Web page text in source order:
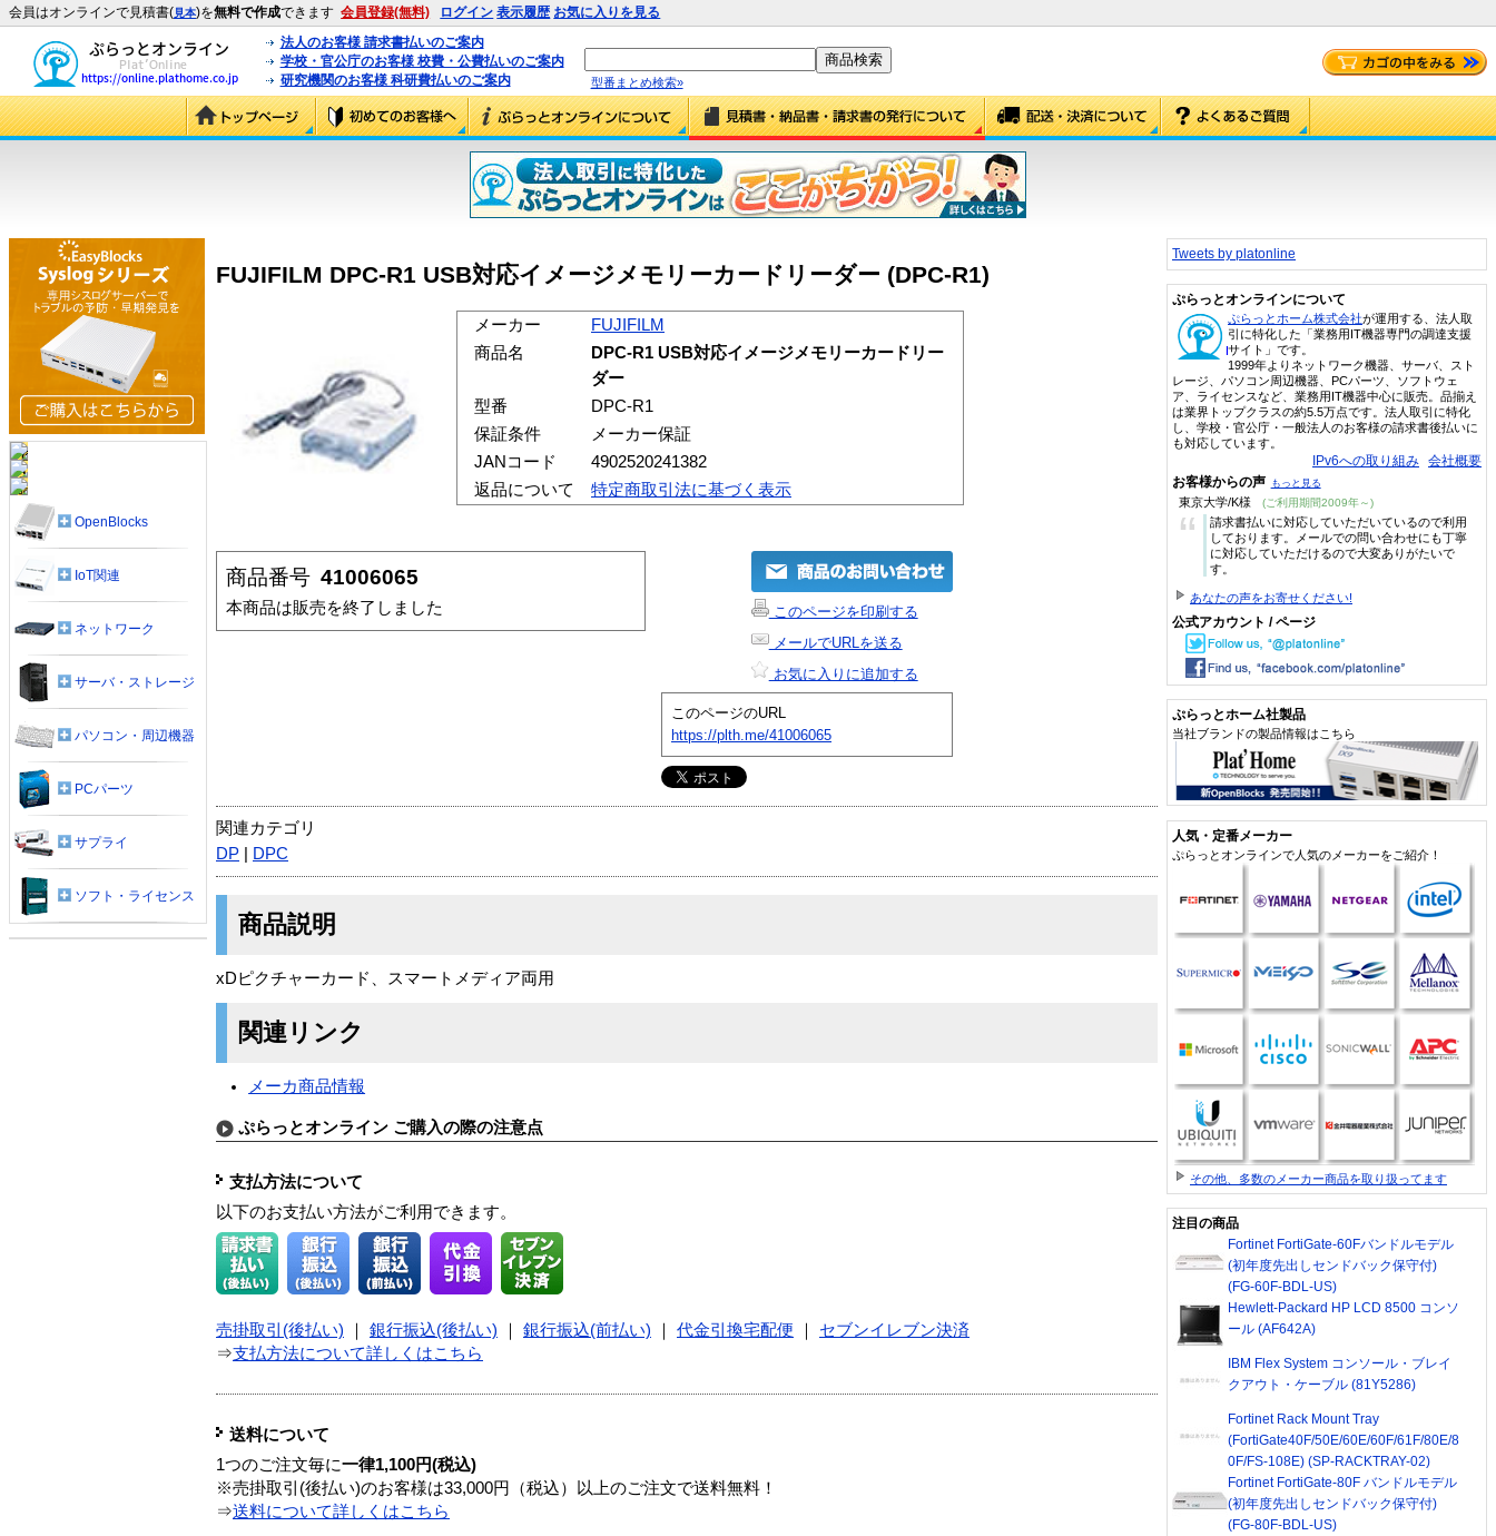
会員はオンラインで見積書(見本)を無料で作成できます 会員登録(無料) ログイン 表示履歴 お気に入りを見る
法人のお客様 請求書払いのご案内
学校・官公庁のお客様 校費・公費払いのご案内
研究機関のお客様 科研費払いのご案内
型番まとめ検索»
FUJIFILM DPC-R1 USB対応イメージメモリーカードリーダー (DPC-R1)
メーカー
FUJIFILM
商品名
DPC-R1 USB対応イメージメモリーカードリー
ダー
型番
DPC-R1
保証条件
メーカー保証
JANコード
4902520241382
返品について
特定商取引法に基づく表示
商品番号 41006065
本商品は販売を終了しました
このページを印刷する
メールでURLを送る
お気に入りに追加する
このページのURL
https://plth.me/41006065
関連カテゴリ
DP
DPC
商品説明
xDピクチャーカード、スマートメディア両用
関連リンク
メーカ商品情報
ぷらっとオンライン ご購入の際の注意点
支払方法について
以下のお支払い方法がご利用できます。
売掛取引(後払い) 銀行振込(後払い) 銀行振込(前払い) 代金引換宅配便
セブンイレブン決済
⇒支払方法について詳しくはこちら
送料について
1つのご注文毎に一律1,100円(税込)
※売掛取引(後払い)のお客様は33,000円（税込）以上のご注文で送料無料！
⇒送料について詳しくはこちら
OpenBlocks
IoT関連
ネットワーク
サーバ・ストレージ
パソコン・周辺機器
PCパーツ
サプライ
ソフト・ライセンス
Tweets by platonline
ぷらっとオンラインについて
ぷらっとホーム株式会社が運用する、法人取
引に特化した「業務用IT機器専門の調達支援
サイト」です。
1999年よりネットワーク機器、サーバ、スト
レージ、パソコン周辺機器、PCパーツ、ソフトウェ
ア、ライセンスなど、業務用IT機器中心に販売。品揃え
は業界トップクラスの約5.5万点です。法人取引に特化
し、学校・官公庁・一般法人のお客様の請求書後払いに
も対応しています。
IPv6への取り組み 会社概要
お客様からの声 もっと見る
東京大学/K様 (ご利用期間2009年～)
“
請求書払いに対応していただいているので利用
しております。メールでの問い合わせにも丁寧
に対応していただけるので大変ありがたいで
す。
あなたの声をお寄せください!
公式アカウント / ページ
ぷらっとホーム社製品
当社ブランドの製品情報はこちら
人気・定番メーカー
ぷらっとオンラインで人気のメーカーをご紹介！
その他、多数のメーカー商品を取り扱ってます
注目の商品
Fortinet FortiGate-60Fバンドルモデル
(初年度先出しセンドバック保守付)
(FG-60F-BDL-US)
Hewlett-Packard HP LCD 8500 コンソ
ール (AF642A)
IBM Flex System コンソール・ブレイ
クアウト・ケーブル (81Y5286)
Fortinet Rack Mount Tray
(FortiGate40F/50E/60E/60F/61F/80E/8
0F/FS-108E) (SP-RACKTRAY-02)
Fortinet FortiGate-80F バンドルモデル
(初年度先出しセンドバック保守付)
(FG-80F-BDL-US)